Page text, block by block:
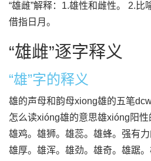
“雄雌”解释：1.雄性和雌性。 2.比
借指日月。
“雄雌”逐字释义
“雄”字的释义
雄的声母和韵母xiong雄的五笔
怎么读xióng雄的意思雄xióng阳性
雄鸡。雄狮。雄蕊。雄蜂。强有力
雄厚。雄浑。雄劲。雄奇。雄踞